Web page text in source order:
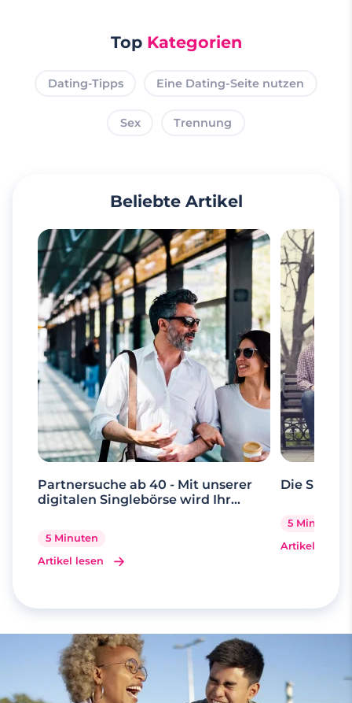
Top Kategorien
Dating-Tipps Eine Dating-Seite nutzen
Sex Trennung
Beliebte Artikel
Partnersuche ab 40 - Mit unserer
digitalen Singlebörse wird Ihr
5 Minuten
Artikel lesen
Die Suche
5 Minuten
Artikel lesen